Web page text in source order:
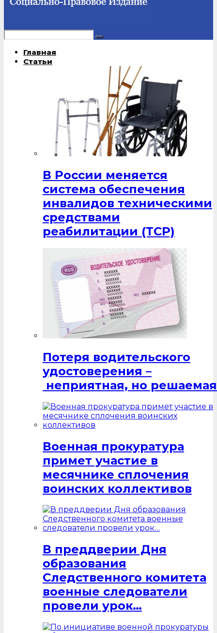
Главная
Статьи
В России меняется
система обеспечения
инвалидов техническими
средствами
реабилитации (ТСР)
Потеря водительского
удостоверения –
неприятная, но
Военная прокуратура
примет участие в
месячнике сплочения
воинских коллективов
В преддверии Дня
образования
Следственного комитета
военные следователи
провели урок…